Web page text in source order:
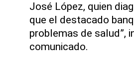
José López, quien
que el destacado
problemas de salud”,
comunicado.